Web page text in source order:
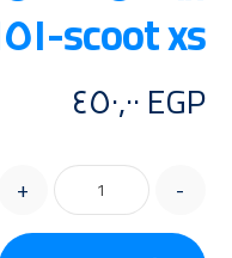
scoot xs-٦٥١
EGP
-
+